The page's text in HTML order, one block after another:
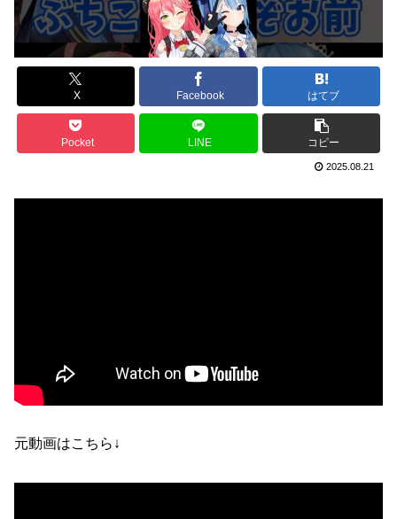
X Facebook はてブ
Pocket LINE コピー
2025.08.21
元動画はこちら↓